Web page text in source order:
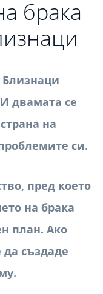
брака
двамата се
на
си.
пред което
на брака
план. Ако
създаде